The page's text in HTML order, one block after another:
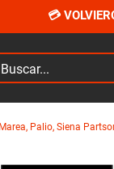
💳
Palio, Siena